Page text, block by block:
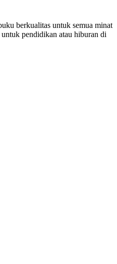
berkualitas untuk semua minat
pendidikan atau hiburan di